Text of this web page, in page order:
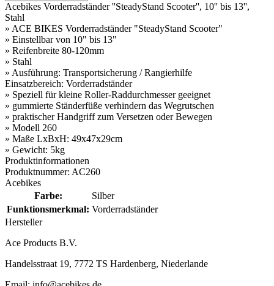
Acebikes Vorderradständer ''SteadyStand Scooter'', 10'' bis 13'',
Stahl
» ACE BIKES Vorderradständer "SteadyStand Scooter"
» Einstellbar von 10" bis 13"
» Reifenbreite 80-120mm
» Stahl
» Ausführung: Transportsicherung / Rangierhilfe
Einsatzbereich: Vorderradständer
» Speziell für kleine Roller-Raddurchmesser geeignet
» gummierte Ständerfüße verhindern das Wegrutschen
» praktischer Handgriff zum Versetzen oder Bewegen
» Modell 260
» Maße LxBxH: 49x47x29cm
» Gewicht: 5kg
Produktinformationen
Produktnummer: AC260
Acebikes
Farbe:
Silber
Funktionsmerkmal: Vorderradständer
Hersteller
Ace Products B.V.
Handelsstraat 19, 7772 TS Hardenberg, Niederlande